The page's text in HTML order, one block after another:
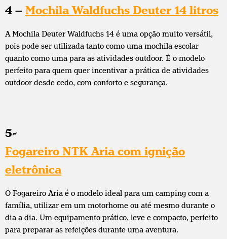
4 – Mochila Waldfuchs Deuter 14 litros
A Mochila Deuter Waldfuchs 14 é uma opção muito versátil,
pois pode ser utilizada tanto como uma mochila escolar
quanto como uma para as atividades outdoor. É o modelo
perfeito para quem quer incentivar a prática de atividades
outdoor desde cedo, com conforto e segurança.
5-
Fogareiro NTK Aria com ignição
eletrônica
O Fogareiro Aria é o modelo ideal para um camping com a
família, utilizar em um motorhome ou até mesmo durante o
dia a dia. Um equipamento prático, leve e compacto, perfeito
para preparar as refeições durante uma aventura.